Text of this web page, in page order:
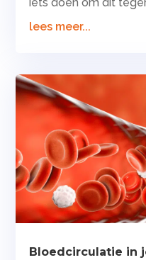
lees meer...
Bloedcirculatie in